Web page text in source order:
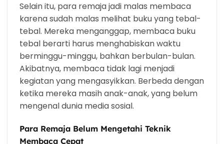
Selain itu, para remaja jadi malas membaca
karena sudah malas melihat buku yang tebal-
tebal. Mereka menganggap, membaca buku
tebal berarti harus menghabiskan waktu
berminggu-minggu, bahkan berbulan-bulan.
Akibatnya, membaca tidak lagi menjadi
kegiatan yang mengasyikkan. Berbeda dengan
ketika mereka masih anak-anak, yang belum
mengenal dunia media sosial.
Para Remaja Belum Mengetahi Teknik
Membaca Cepat